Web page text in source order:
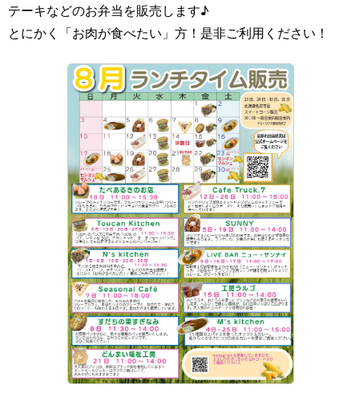
テーキなどのお弁当を販売します♪
とにかく「お肉が食べたい」方！是非ご利用ください！